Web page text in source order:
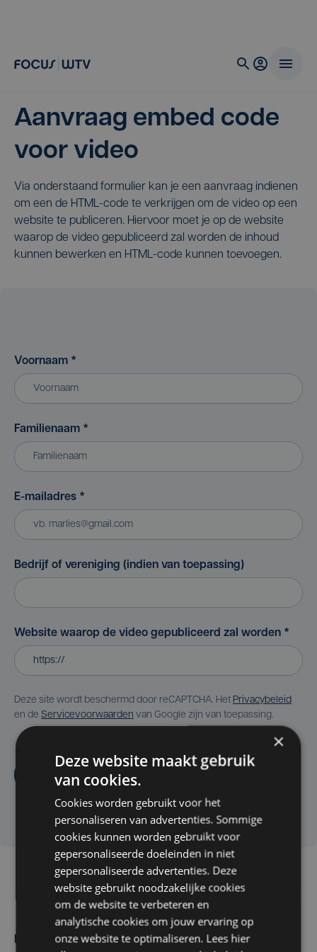
Aanvraag embed code
voor video
Via onderstaand formulier kan je een aanvraag indienen
om een de HTML-code te verkrijgen om de video op een
website te publiceren. Hiervoor moet je op de website
waarop de video gepubliceerd zal worden de inhoud
kunnen bewerken en HTML-code kunnen toevoegen.
Voornaam *
Familienaam *
E-mailadres *
Bedrijf of vereniging (indien van toepassing)
Website waarop de video gepubliceerd zal worden *
Deze site wordt beschermd door reCAPTCHA. Het Privacybeleid
en de Servicevoorwaarden van Google zijn van toepassing.
Aanvragen
Maak zelf het nieuws
×
Deze website maakt gebruik
van cookies.
Cookies worden gebruikt voor het
personaliseren van advertenties. Sommige
cookies kunnen worden gebruikt voor
gepersonaliseerde doeleinden in niet
gepersonaliseerde advertenties. Deze
website gebruikt noodzakelijke cookies
om de website te verbeteren en
analytische cookies om jouw ervaring op
onze website te optimaliseren. Lees hier